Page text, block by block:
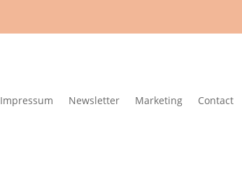
Impressum Newsletter Marketing Contact